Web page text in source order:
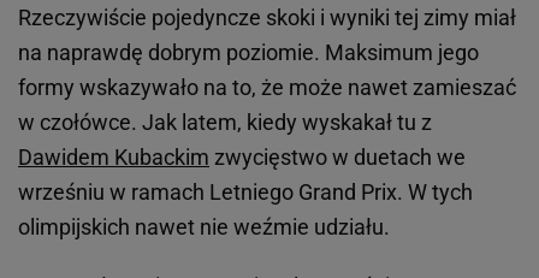
Rzeczywiście pojedyncze skoki i wyniki tej zimy miał
na naprawdę dobrym poziomie. Maksimum jego
formy wskazywało na to, że może nawet zamieszać
w czołówce. Jak latem, kiedy wyskakał tu z
Dawidem Kubackim zwycięstwo w duetach we
wrześniu w ramach Letniego Grand Prix. W tych
olimpijskich nawet nie weźmie udziału.